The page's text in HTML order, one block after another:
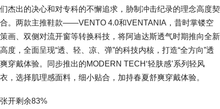
们杰出的决心和对专科的不懈追求，胁制冲击纪录的理念高度契
合。两款主推鞋款——VENTO 4.0和VENTANIA，昔时掌镂空
策画、双侧对流开窗等转换科技，将阿迪达斯透气时期推向全新
高度，全面呈现“透、轻、凉、弹”的科技内核，打造“全方向”透
爽穿戴体验。同步推出的MODERN TECH‘轻肤感’系列轻风
衣，选择肌理感面料，细小贴合，加持春夏舒爽穿戴体验。
张开剩余83%